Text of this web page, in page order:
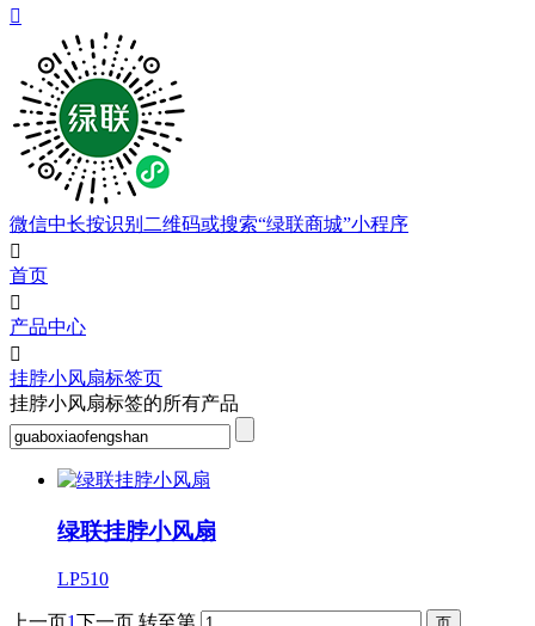

微信中长按识别二维码或搜索“绿联商城”小程序

首页

产品中心

挂脖小风扇标签页
挂脖小风扇标签的所有产品
绿联挂脖小风扇
LP510